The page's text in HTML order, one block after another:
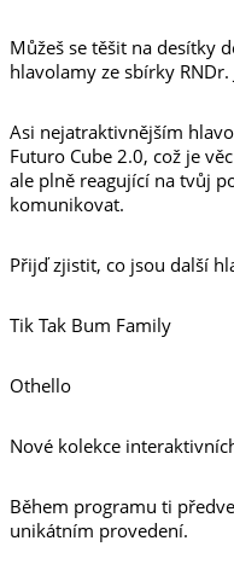
Můžeš se těšit na desítky
hlavolamy ze sbírky RNDr.
Asi nejatraktivnějším
Futuro Cube 2.0, což je
ale plně reagující na tvůj
komunikovat.
Přijď zjistit, co jsou další
Tik Tak Bum Family
Othello
Nové kolekce
Během programu ti
unikátním provedení.